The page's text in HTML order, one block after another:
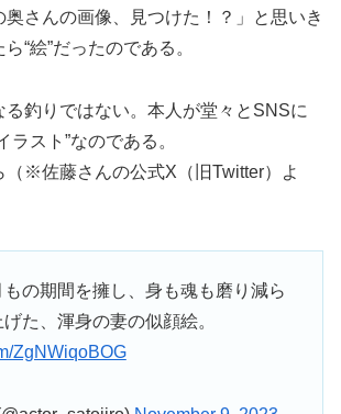
奥さんの画像、見つけた！？」と思いき
“絵”だったのである。
る釣りではない。本人が堂々とSNSに
ラスト”なのである。
（※佐藤さんの公式X（旧Twitter）よ
の期間を擁し、身も魂も磨り減ら
た、渾身の妻の似顔絵。
ZgNWiqoBOG